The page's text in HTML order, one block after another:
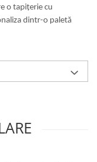
o tapițerie cu
dintr-o paletă